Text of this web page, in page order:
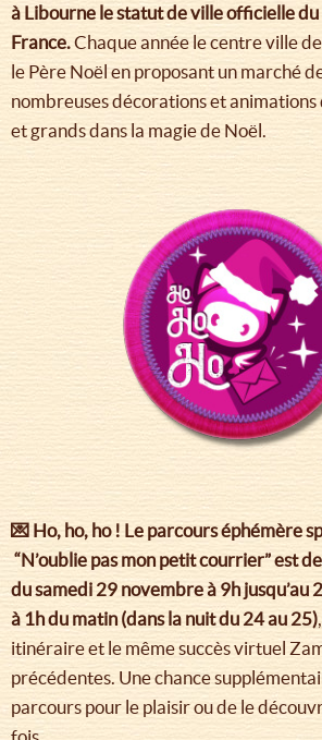
à Libourne le statut de ville officielle du
France.Chaque année le centre ville
le Père Noël en proposant un marché
nombreuses décorations et
et grands dans la magie de Noël.
💌 Ho, ho, ho ! Le parcours éphémère
“N’oublie pas mon petit courrier” est
du samedi 29 novembre à 9h jusqu’au
à 1h du matin (dans la nuit du 24 au 25)
itinéraire et le même succès virtuel
précédentes. Une chance
parcours pour le plaisir ou de le